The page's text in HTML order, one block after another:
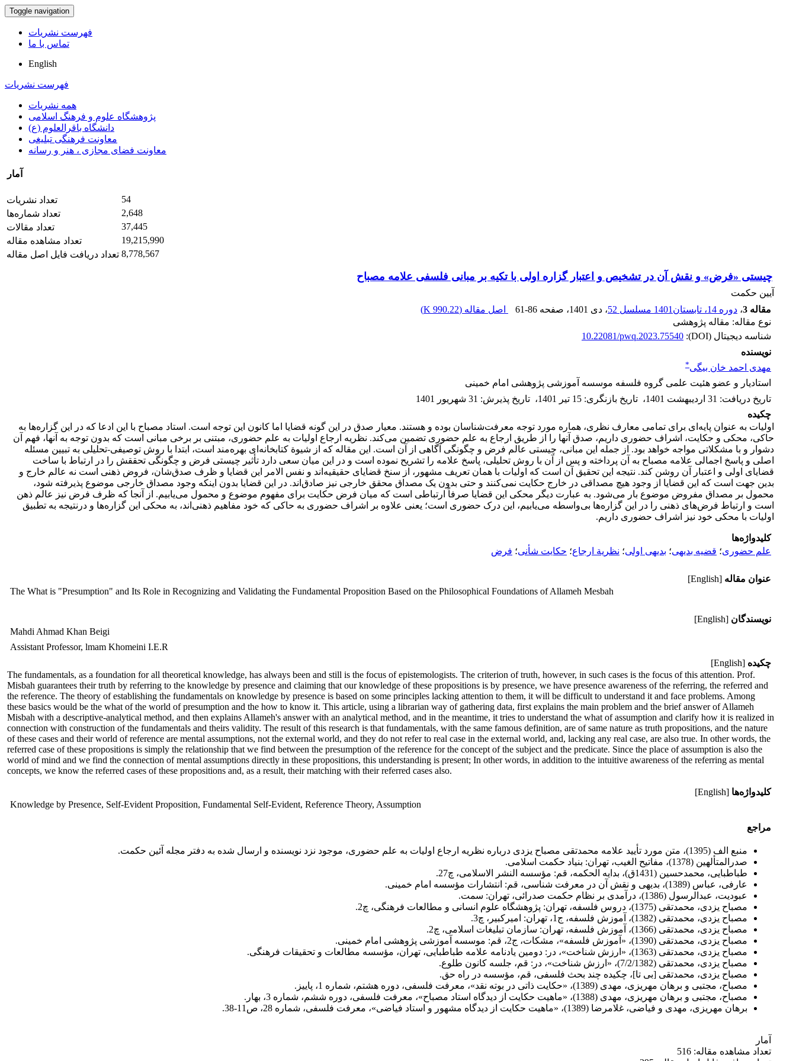
Toggle navigation
فهرست نشریات
تماس با ما
English
فهرست نشریات
همه نشریات
پژوهشگاه علوم و فرهنگ اسلامی
دانشگاه باقرالعلوم (ع)
معاونت فرهنگی تبلیغی
معاونت فضای مجازی ، هنر و رسانه
آمار
تعداد نشریات
54
تعداد شماره‌ها
2,648
تعداد مقالات
37,445
تعداد مشاهده مقاله
19,215,990
تعداد دریافت فایل اصل مقاله 8,778,567
چیستی «فرض» و نقش آن در تشخیص و اعتبار گزاره اولی با تکیه بر مبانی فلسفی علامه مصباح
آیین حکمت
مقاله 3
، دوره 14، تابستان1401 مسلسل 52 ، دی 1401 ، صفحه 61-86 اصل مقاله (990.22 K
)
نوع مقاله: مقاله پژوهشی
شناسه دیجیتال (DOI):
10.22081/pwq.2023.75540
نویسنده
مهدی احمد خان بیگی*
استادیار و عضو هئیت علمی گروه فلسفه موسسه آموزشی پژوهشی امام خمینی
تاریخ دریافت: 31 اردیبهشت 1401 ، تاریخ بازنگری: 15 تیر 1401 ، تاریخ پذیرش: 31 شهریور 1401
چکیده
اولیات به عنوان پایه‌ای برای تمامی معارف نظری، هماره مورد توجه معرفت‌شناسان بوده و هستند. معیار صدق در این گونه قضایا اما کانون این توجه است. استاد مصباح با این ادعا که در این گزاره‌ها به
حاکی، محکی و حکایت، اشراف حضوری داریم، صدق آنها را از طریق ارجاع به علم حضوری تضمین می‌کند. نظریه ارجاع اولیات به علم حضوری، مبتنی بر برخی مبانی است که بدون توجه به آنها، فهم آن
دشوار و با مشکلاتی مواجه خواهد بود. از جمله این مبانی، چیستی عالم فرض و چگونگی آگاهی از آن است. این مقاله که از شیوة کتابخانه‌ای بهره‌مند است، ابتدا با روش توصیفی-تحلیلی به تبیین مسئله
اصلی و پاسخ اجمالی علامه مصباح به آن پرداخته و پس از آن با روش تحلیلی، پاسخ علامه را تشریح نموده است و در این میان سعی دارد تأثیر چیستی فرض و چگونگی تحققش را در ارتباط با ساخت
قضایای اولی و اعتبار آن روشن کند. نتیجه این تحقیق آن است که اولیات با همان تعریف مشهور، از سنخ قضایای حقیقیه‌اند و نفس الامر این قضایا و ظرف صدق‌شان، فروض ذهنی است نه عالم خارج و
بدین جهت است که این قضایا از وجود هیچ مصداقی در خارج حکایت نمی‌کنند و حتی بدون یک مصداق محقق خارجی نیز صادق‌اند. در این قضایا بدون اینکه وجود مصداق خارجی موضوع پذیرفته شود،
محمول بر مصداق مفروض موضوع بار می‌شود. به عبارت دیگر محکی این قضایا صرفاً ارتباطی است که میان فرض حکایت برای مفهوم موضوع و محمول می‌یابیم. از آنجا که ظرف فرض نیز عالم ذهن
است و ارتباط فرض‌های ذهنی را در این گزاره‌ها بی‌واسطه می‌یابیم، این درک حضوری است؛ یعنی علاوه بر اشراف حضوری به حاکی که خود مفاهیم ذهنی‌اند، به محکی این گزاره‌ها و درنتیجه به تطبیق
اولیات با محکی خود نیز اشراف حضوری داریم.
کلیدواژه‌ها
علم حضوری؛ قضیه بدیهی؛ بدیهی اولی؛ نظریة ارجاع؛ حکایت شأنی؛ فرض
عنوان مقاله [English]
The What is "Presumption" and Its Role in Recognizing and Validating the Fundamental Proposition Based on the Philosophical Foundations of Allameh Mesbah
نویسندگان [English]
Mahdi Ahmad Khan Beigi
Assistant Professor, lmam Khomeini I.E.R
چکیده [English]
The fundamentals, as a foundation for all theoretical knowledge, has always been and still is the focus of epistemologists. The criterion of truth, however, in such cases is the focus of this attention. Prof.
Misbah guarantees their truth by referring to the knowledge by presence and claiming that our knowledge of these propositions is by presence, we have presence awareness of the referring, the referred and
the reference. The theory of establishing the fundamentals on knowledge by presence is based on some principles lacking attention to them, it will be difficult to understand it and face problems. Among
these basics would be the what of the world of presumption and the how to know it. This article, using a librarian way of gathering data, first explains the main problem and the brief answer of Allameh
Misbah with a descriptive-analytical method, and then explains Allameh's answer with an analytical method, and in the meantime, it tries to understand the what of assumption and clarify how it is realized in
connection with construction of the fundamentals and theirs validity. The result of this research is that fundamentals, with the same famous definition, are of same nature as truth propositions, and the nature
of these cases and their world of reference are mental assumptions, not the external world, and they do not refer to real case in the external world, and, lacking any real case, are also true. In other words, the
referred case of these propositions is simply the relationship that we find between the presumption of the reference for the concept of the subject and the predicate. Since the place of assumption is also the
world of mind and we find the connection of mental assumptions directly in these propositions, this understanding is present; In other words, in addition to the intuitive awareness of the referring as mental
concepts, we know the referred cases of these propositions and, as a result, their matching with their referred cases also.
کلیدواژه‌ها [English]
Knowledge by Presence, Self-Evident Proposition, Fundamental Self-Evident, Reference Theory, Assumption
مراجع
منبع الف (1395)، متن مورد تأیید علامه محمدتقی مصباح یزدی درباره نظریه ارجاع اولیات به علم حضوری، موجود نزد نویسنده و ارسال شده به دفتر مجله آئین حکمت.
صدرالمتألهین (1378)، مفاتیح الغیب،‌ تهران:‌ بنیاد حکمت اسلامی.
طباطبایی، محمدحسین (1431ق)، بدایه الحکمه، قم: مؤسسه النشر الاسلامی، چ27.
عارفی، عباس (1389)، بدیهی و نقش آن در معرفت شناسی، قم: انتشارات مؤسسه امام خمینی.
عبودیت، عبدالرسول (1386)، درآمدی بر نظام حکمت صدرائی، تهران: سمت.
مصباح یزدی، محمدتقی (1375)، دروس فلسفه، تهران: پژوهشگاه علوم انسانی و مطالعات فرهنگی، چ2.
مصباح یزدی، محمدتقی (1382)، آموزش فلسفه، ج1، تهران: امیرکبیر، چ3.
مصباح یزدی، محمدتقی (1366)، آموزش فلسفه، تهران: سازمان تبلیغات اسلامی، چ2.
مصباح یزدی، محمدتقی (1390)، «آموزش فلسفه»، مشکات، ج2، قم: موسسه آموزشی پژوهشی امام خمینی.
مصباح یزدی، محمدتقی (1363)، «ارزش شناخت»، در: دومین یادنامه علامه طباطبایی، تهران،‌ مؤسسه مطالعات و تحقیقات فرهنگی.
مصباح یزدی، محمدتقی (7/2/1382)، «ارزش شناخت»، در: قم، جلسه کانون طلوع.
مصباح یزدی، محمدتقی [بی تا]، چکیده چند بحث فلسفی، قم، مؤسسه در راه حق.
مصباح،‌ مجتبی و برهان مهریزی، مهدی (1389)، «حکایت ذاتی در بوته نقد»، معرفت فلسفی، دوره هشتم، شماره 1، پاییز.
مصباح،‌ مجتبی و برهان مهریزی، مهدی (1388)، «ماهیت حکایت از دیدگاه استاد مصباح»، معرفت فلسفی، دوره ششم، شماره 3، بهار.
برهان مهریزی، مهدی و فیاضی، غلامرضا (1389)، «ماهیت حکایت از دیدگاه مشهور و استاد فیاضی»، معرفت فلسفی، شماره 28، ص11-38.
آمار
تعداد مشاهده مقاله: 516